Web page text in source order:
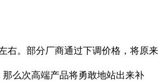
右。部分厂商通过下调价格，将原来
么次高端产品将勇敢地站出来补